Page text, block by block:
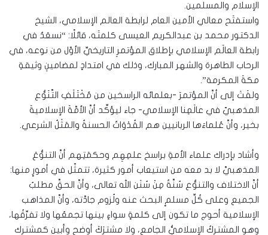
الإسلام والمسلمين.
واستفتَح معالي الأمين العام لرابطة العالم الإسلامي، الشيخ
الدكتور محمد بن عبدالكريم العيسى كلمتَه، قائلًا: “نسعَدُ في
رابطة العالَم الإسلامي بإطلاق المؤتمرِ التاريخيِّ الأوّل من نوعه، في
الرحاب الطاهرة والشهر المبارك، وذلك في امتدادٍ لمضامينِ وثيقةِ
مكةَ المكرمة”.
ولفَتَ إلى أنَّ المؤتمرَ -بعلمائه الراسخين من مُخْتَلَفِ التَّنَوُّع
المذهبيّ في عالَمِنا الإسلامي- جاء ليؤكِّد أنَّ الأمَّةَ الإسلاميةَ
بخير، وأنَّ عُلماءَها الربانيين هم القُدْوَاتُ الحسنةُ والمَثَلُ الشرعي.
وأشاد بإدراك علماء الأمةِ براسخ علمِهِم وحكمَتِهم أنَّ التنوُّعَ
المذهبيَّ لا بد معه من استيعاب أمور كثيرة، تتمثّل في أمورٍ منها:
أنَّ الاختلاف والتنوُّع سُنَّةٌ مِنْ سُنَن الله تعالى، وأنَّ الحقَّ مطلبُ
الجميع وعلى كُلِّ مسلمٍ البحث عنه ولُزوم جادَّته، وأنَّ المذاهب
الإسلامية أحوج ما تكون إلى كلمةٍ سواءٍ بينها تجمعُها ولا تفرِّقُها،
وهو المشتركُ الإسلاميُّ الجامع، ولا مشترَكَ أوضح وأبين كمشترك